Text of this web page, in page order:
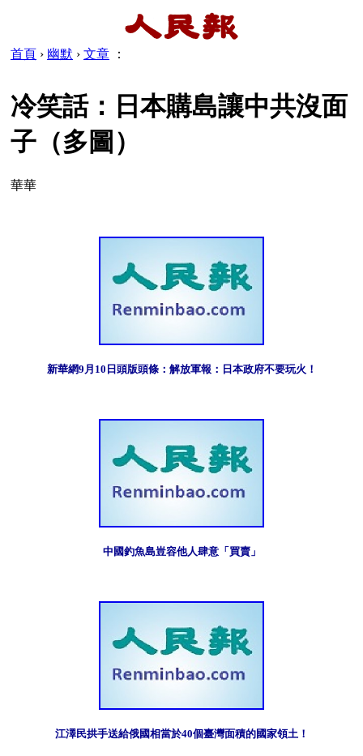
首頁 › 幽默 › 文章 ：
冷笑話：日本購島讓中共沒面
子（多圖）
華華
新華網9月10日頭版頭條：解放軍報：日本政府不要玩火！
中國釣魚島豈容他人肆意「買賣」
江澤民拱手送給俄國相當於40個臺灣面積的國家領土！